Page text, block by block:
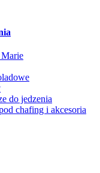
do jedzenia
chafing i akcesoria